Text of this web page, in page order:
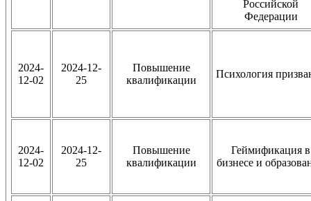
Российской
Федерации
2024-
12-02
2024-12-
25
Повышение
квалификации
Психология
2024-
12-02
2024-12-
25
Повышение
квалификации
Геймификация в
бизнесе и